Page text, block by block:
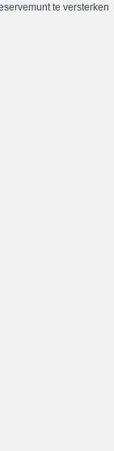
te versterken